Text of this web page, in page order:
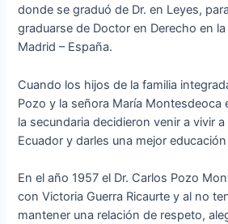
donde se graduó de Dr. en Leyes,
graduarse de Doctor en Derecho en
Madrid – España.
Cuando los hijos de la familia
Pozo y la señora María Montesdeoca
la secundaria decidieron venir a vivir
Ecuador y darles una mejor
En el año 1957 el Dr. Carlos Pozo
con Victoria Guerra Ricaurte y al no
mantener una relación de respeto,